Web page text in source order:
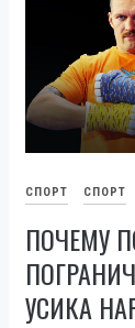
СПОРТ СПОРТ
ПОЧЕМУ
УСИКА